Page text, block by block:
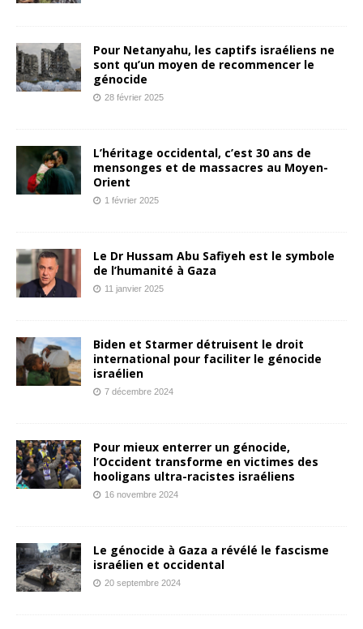
Pour Netanyahu, les captifs israéliens ne
sont qu’un moyen de recommencer le
génocide
28 février 2025
L’héritage occidental, c’est 30 ans de
mensonges et de massacres au Moyen-
Orient
1 février 2025
Le Dr Hussam Abu Safiyeh est le symbole
de l’humanité à Gaza
11 janvier 2025
Biden et Starmer détruisent le droit
international pour faciliter le génocide
israélien
7 décembre 2024
Pour mieux enterrer un génocide,
l’Occident transforme en victimes des
hooligans ultra-racistes israéliens
16 novembre 2024
Le génocide à Gaza a révélé le fascisme
israélien et occidental
20 septembre 2024